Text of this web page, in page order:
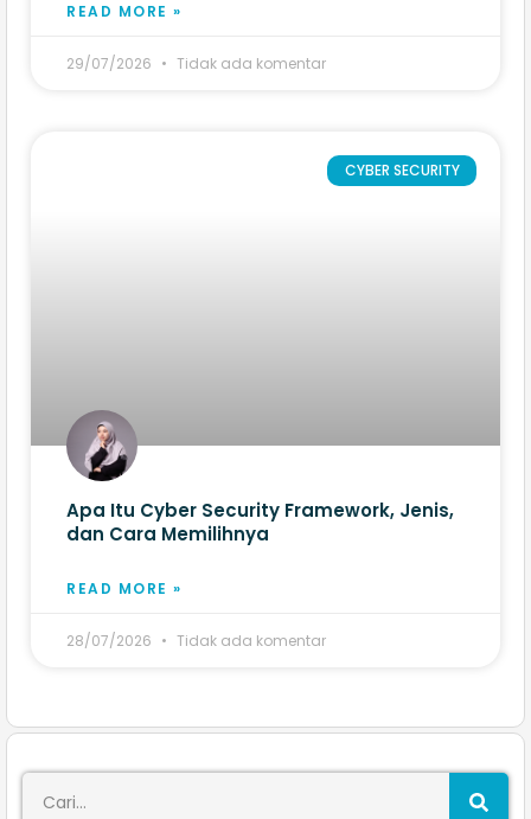
READ MORE »
29/07/2026 Tidak ada komentar
CYBER SECURITY
Apa Itu Cyber Security Framework, Jenis,
dan Cara Memilihnya
READ MORE »
28/07/2026 Tidak ada komentar